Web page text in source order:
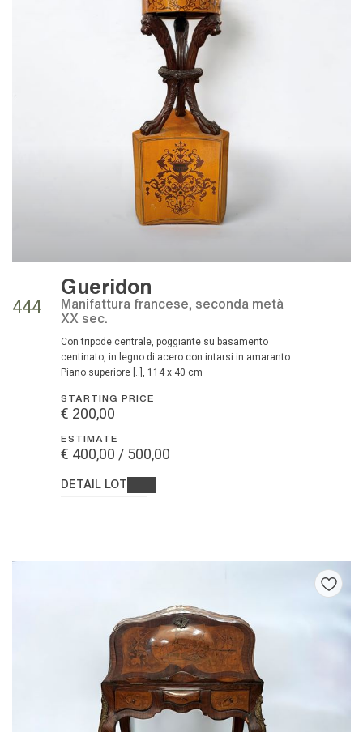
444
Gueridon
manifattura francese, seconda metà
XX sec.
con tripode centrale, poggiante su basamento
centinato, in legno di acero con intarsi in amaranto.
Piano superiore [..], 114 x 40 cm
STARTING PRICE
€ 200,00
ESTIMATE
€ 400,00 / 500,00
DETAIL LOT